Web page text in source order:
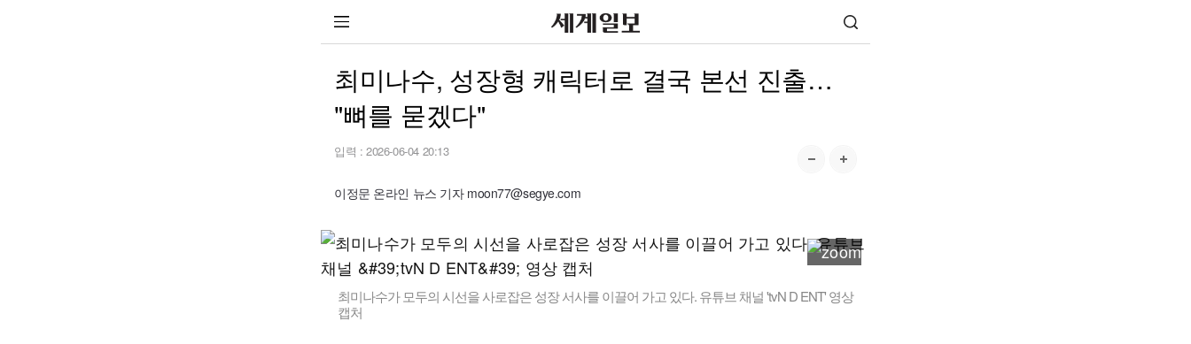
최미나수, 성장형 캐릭터로 결국 본선 진출…
"뼈를 묻겠다"
입력 : 2026-06-04 20:13
이정문 온라인 뉴스 기자 moon77@segye.com
최미나수가 모두의 시선을 사로잡은 성장 서사를 이끌어 가고 있다. 유튜브 채널 'tvN D ENT' 영상
캡처